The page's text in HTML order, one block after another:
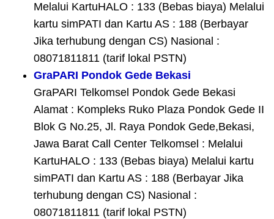
Melalui KartuHALO : 133 (Bebas biaya) Melalui
kartu simPATI dan Kartu AS : 188 (Berbayar
Jika terhubung dengan CS) Nasional :
08071811811 (tarif lokal PSTN)
GraPARI Pondok Gede Bekasi
GraPARI Telkomsel Pondok Gede Bekasi
Alamat : Kompleks Ruko Plaza Pondok Gede II
Blok G No.25, Jl. Raya Pondok Gede,Bekasi,
Jawa Barat Call Center Telkomsel : Melalui
KartuHALO : 133 (Bebas biaya) Melalui kartu
simPATI dan Kartu AS : 188 (Berbayar Jika
terhubung dengan CS) Nasional :
08071811811 (tarif lokal PSTN)